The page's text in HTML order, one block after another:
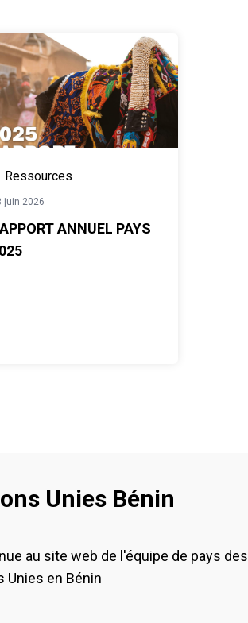
Ressources
juin 2026
ANNUEL PAYS
Unies Bénin
au site web de l'équipe de pays des
Unies en Bénin